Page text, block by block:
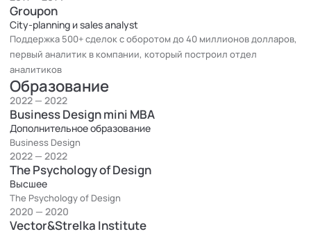
Groupon
City-planning и sales analyst
Поддержка 500+ сделок с оборотом до 40 миллионов долларов,
первый аналитик в компании, который построил отдел
аналитиков
Образование
Business Design mini MBA
Дополнительное образование
Business Design
2022 — 2022
The Psychology of Design
Высшее
The Psychology of Design
2022 — 2022
Vector&Strelka Institute
2020 — 2020